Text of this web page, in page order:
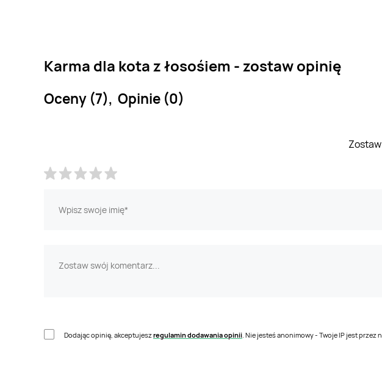
Karma dla kota z łosośiem - zostaw opinię
Oceny (7), Opinie (0)
Dodając opinię, akceptujeszregulamin dodawania opinii . Nie jesteś anonimowy - Twoje IP jest przez